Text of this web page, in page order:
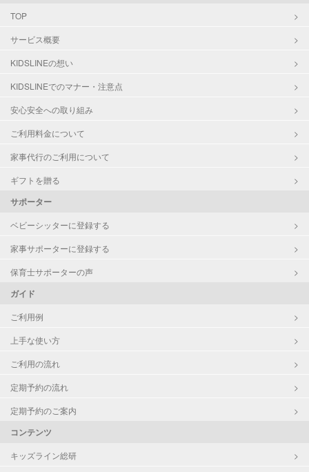
TOP
サービス概要
KIDSLINEの想い
KIDSLINEでのマナー・注意点
安心安全への取り組み
ご利用料金について
家事代行のご利用について
ギフトを贈る
サポーター
ベビーシッターに登録する
家事サポーターに登録する
保育士サポーターの声
ガイド
ご利用例
上手な使い方
ご利用の流れ
定期予約の流れ
定期予約のご案内
コンテンツ
キッズライン総研